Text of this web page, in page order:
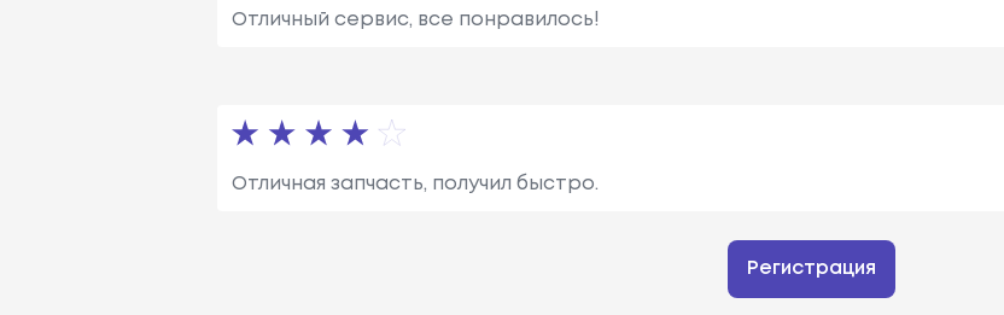
Отличный сервис, все понравилось!
Отличная запчасть, получил быстро.
Регистрация